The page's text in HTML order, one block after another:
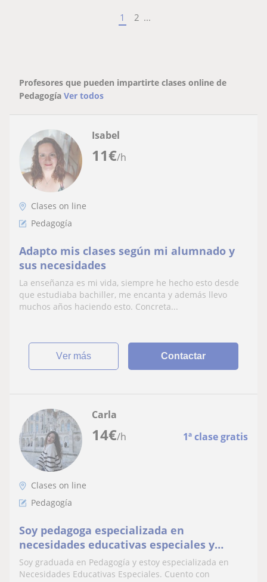
1 2 ...
Profesores que pueden impartirte clases online de
Pedagogía Ver todos
11€/h
Isabel
Clases on line
Pedagogía
Adapto mis clases según mi alumnado y
sus necesidades
La enseñanza es mi vida, siempre he hecho esto desde
que estudiaba bachiller, me encanta y además llevo
muchos años haciendo esto. Concreta...
ver más Contactar
14€/h 1ª clase gratis
Carla
Clases on line
Pedagogía
Soy pedagoga especializada en
necesidades educativas especiales y
apasionada por la enseñanza
personalizada.
Soy graduada en Pedagogía y estoy especializada en
Necesidades Educativas Especiales. Cuento con